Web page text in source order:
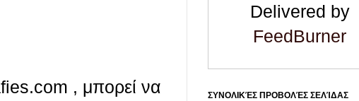
, μπορεί να
Delivered by
FeedBurner
ΣΥΝΟΛΙΚΈΣ ΠΡΟΒΟΛΈΣ ΣΕΛΊΔΑΣ